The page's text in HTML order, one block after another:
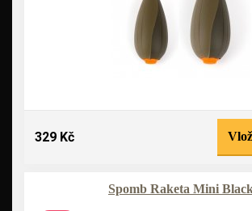
329 Kč
Spomb Raketa Mini